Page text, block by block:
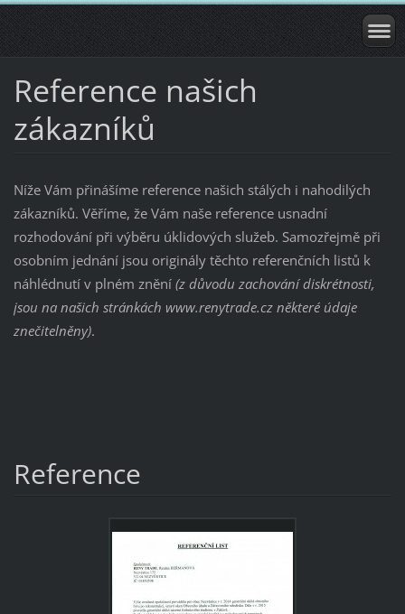
Reference našich
zákazníků
Níže Vám přinášíme reference našich stálých i nahodilých
zákazníků. Věříme, že Vám naše reference usnadní
rozhodování při výběru úklidových služeb. Samozřejmě při
osobním jednání jsou originály těchto referenčních listů k
náhlédnutí v plném znění (z důvodu zachování diskrétnosti,
jsou na našich stránkách www.renytrade.cz některé údaje
znečitelněny).
Reference